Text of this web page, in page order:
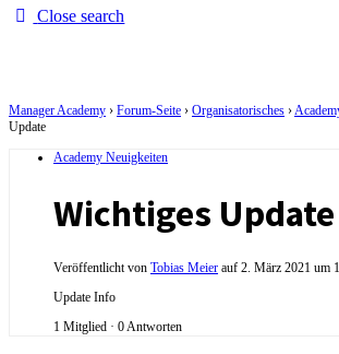
Close search
Manager Academy › Forum-Seite › Organisatorisches ›
Update
Academy Neuigkeiten
Wichtiges Update
Veröffentlicht von Tobias Meier auf 2. März 2021 um
Update Info
1 Mitglied · 0 Antworten